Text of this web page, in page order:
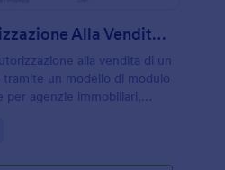
Modulo Di Autorizzazione Alla Vendita Immobiliare
alla vendita di un
un modello di modulo
per agenzie immobiliari,